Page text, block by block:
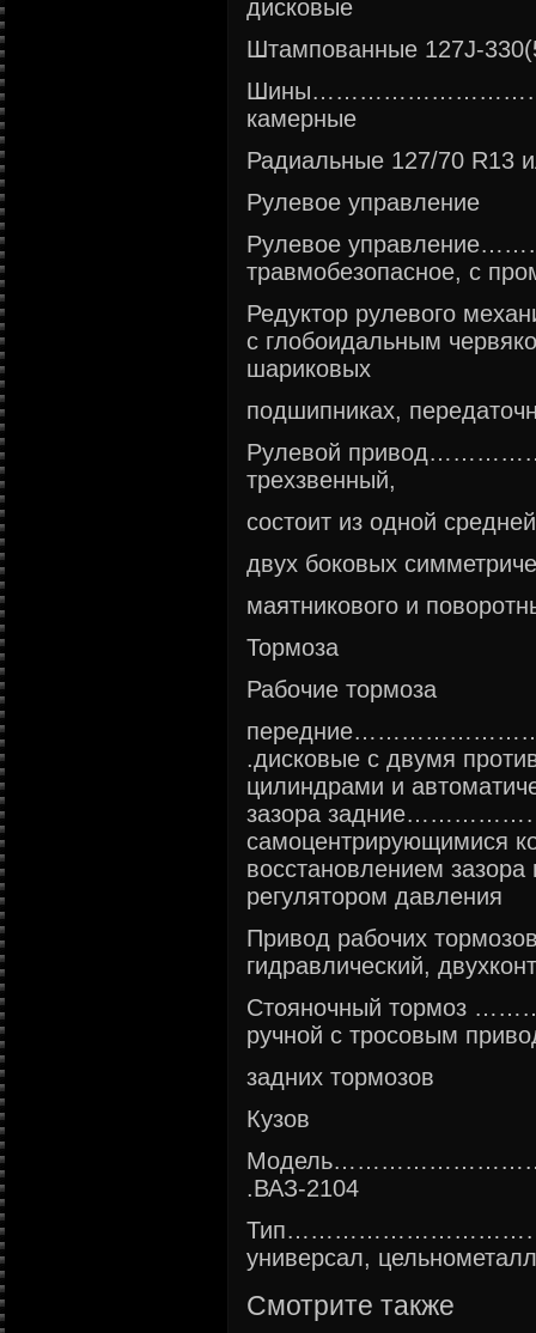
дисковые
Штампованные 127J-
камерные
Радиальные 127/70 R13
Рулевое управление
Рулевое
травмобезопасное, с
Редуктор
с глобоидальным
шариковых
подшипниках,
Рулевой
трехзвенный,
состоит из одной
двух боковых
маятникового и
Тормоза
Рабочие тормоза
.дисковые с двумя
цилиндрами и
зазора
самоцентрирующимися
восстановлением
регулятором давления
Привод рабочих
гидравлический,
Стояночный
ручной с тросовым
задних тормозов
Кузов
.ВАЗ-2104
универсал,
Смотрите также